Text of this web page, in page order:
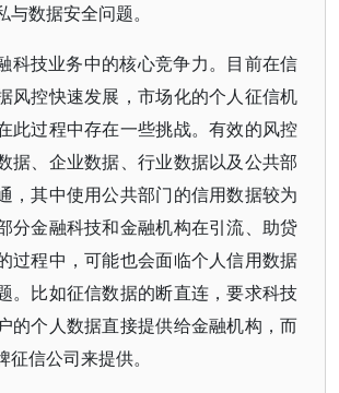
数据安全问题。
科技业务中的核心竞争力。目前在信
风控快速发展，市场化的个人征信机
此过程中存在一些挑战。有效的风控
据、企业数据、行业数据以及公共部
，其中使用公共部门的信用数据较为
分金融科技和金融机构在引流、助贷
过程中，可能也会面临个人信用数据
。比如征信数据的断直连，要求科技
的个人数据直接提供给金融机构，而
信公司来提供。